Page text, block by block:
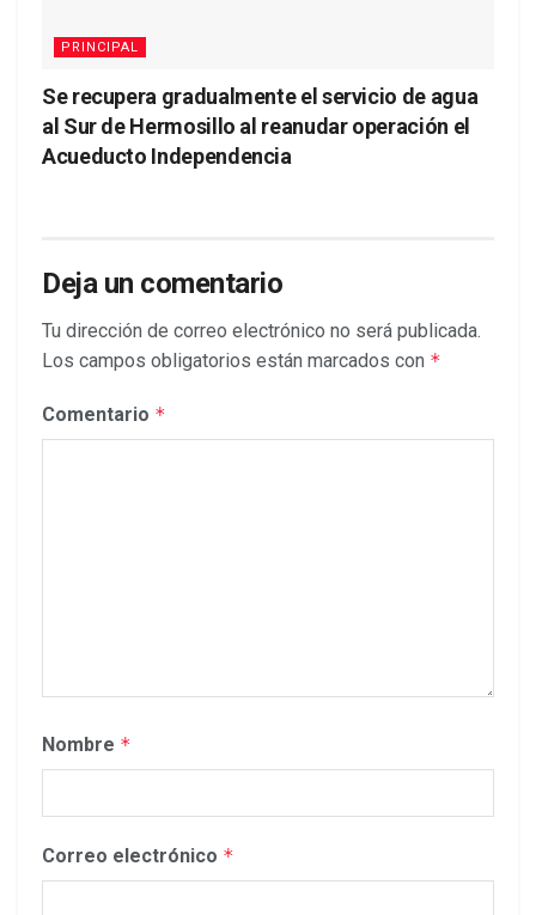
PRINCIPAL
Se recupera gradualmente el servicio de agua
al Sur de Hermosillo al reanudar operación el
Acueducto Independencia
Deja un comentario
Tu dirección de correo electrónico no será publicada.
Los campos obligatorios están marcados con *
Comentario *
Nombre *
Correo electrónico *